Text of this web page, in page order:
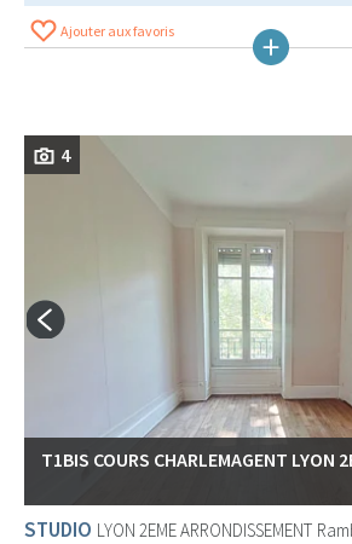
Ajouter aux favoris
4
T1BIS COURS CHARLEMAGENT LYON
STUDIO LYON 2EME ARRONDISSEMENT